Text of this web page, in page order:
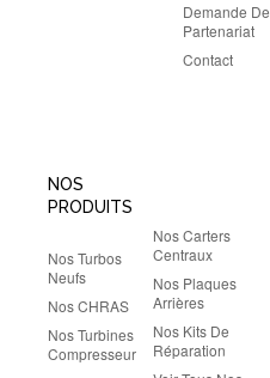
Demande De
Partenariat
Contact
NOS
PRODUITS
Nos Turbos
Neufs
Nos CHRAS
Nos Turbines
Compresseur
Nos Carters
Centraux
Nos Plaques
Arrières
Nos Kits De
Réparation